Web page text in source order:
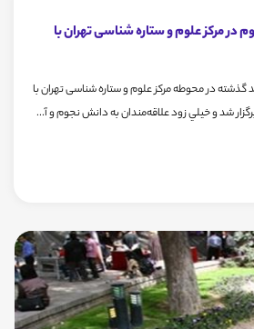
در مرکز علوم و ستاره شناسی تهران با
گذشته در محوطه مرکز علوم و ستاره شناسی تهران با